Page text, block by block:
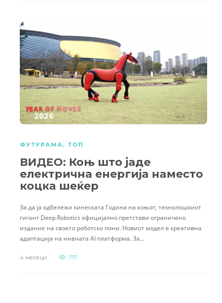
ФУТУРАМА , ТОП
ВИДЕО: Коњ што јаде
електрична енергија наместо
коцка шеќер
За да ја одбележи кинеската Година на коњот, технолошкиот
гигант Deep Robotics официјално претстави ограничено
издание на своето роботско пони. Новиот модел е креативна
адаптација на нивната AI платформа. За…
4 месеци 717